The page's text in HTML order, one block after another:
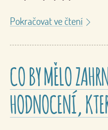
Pokračovat ve čtení
CO BY MĚLO
HODNOCENÍ,